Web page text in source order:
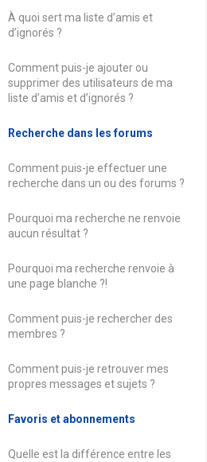
À quoi sert ma liste d’amis et
d’ignorés ?
Comment puis-je ajouter ou
supprimer des utilisateurs de ma
liste d’amis et d’ignorés ?
Recherche dans les forums
Comment puis-je effectuer une
recherche dans un ou des forums ?
Pourquoi ma recherche ne renvoie
aucun résultat ?
Pourquoi ma recherche renvoie à
une page blanche ?!
Comment puis-je rechercher des
membres ?
Comment puis-je retrouver mes
propres messages et sujets ?
Favoris et abonnements
Quelle est la différence entre les